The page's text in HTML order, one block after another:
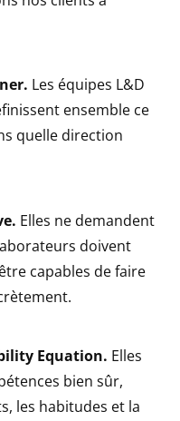
Les équipes L&D
ensemble ce
quelle direction
Elles ne demandent
doivent
capables de faire
Equation. Elles
bien sûr,
les habitudes et la